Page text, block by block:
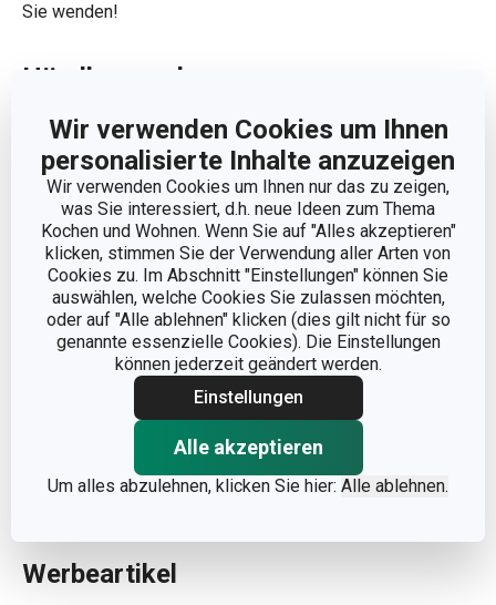
Wir verwenden Cookies um Ihnen
personalisierte Inhalte anzuzeigen
Wir verwenden Cookies um Ihnen nur das zu zeigen,
was Sie interessiert, d.h. neue Ideen zum Thema
Kochen und Wohnen. Wenn Sie auf "Alles akzeptieren"
klicken, stimmen Sie der Verwendung aller Arten von
Cookies zu. Im Abschnitt "Einstellungen" können Sie
auswählen, welche Cookies Sie zulassen möchten,
oder auf "Alle ablehnen" klicken (dies gilt nicht für so
genannte essenzielle Cookies). Die Einstellungen
können jederzeit geändert werden.
Einstellungen
Alle akzeptieren
Um alles abzulehnen, klicken Sie hier: Alle ablehnen.
Sie wenden!
Händler werden
Möchten Sie Händler von TESCOMA-Produkten werden?
Schreiben Sie unserem Team eine E-Mail, damit wir Sie
als Händler offiziell hinterlegen können. Nach erfolgreicher
Registrierung können Sie dann einfachBestellungen per
E-Mail und in unserem exklusiven B2B-Shop
vornehmen.
Schreiben Sie uns
E-Mail:info@tescoma.de
Telefon: 060339242630
Werbeartikel